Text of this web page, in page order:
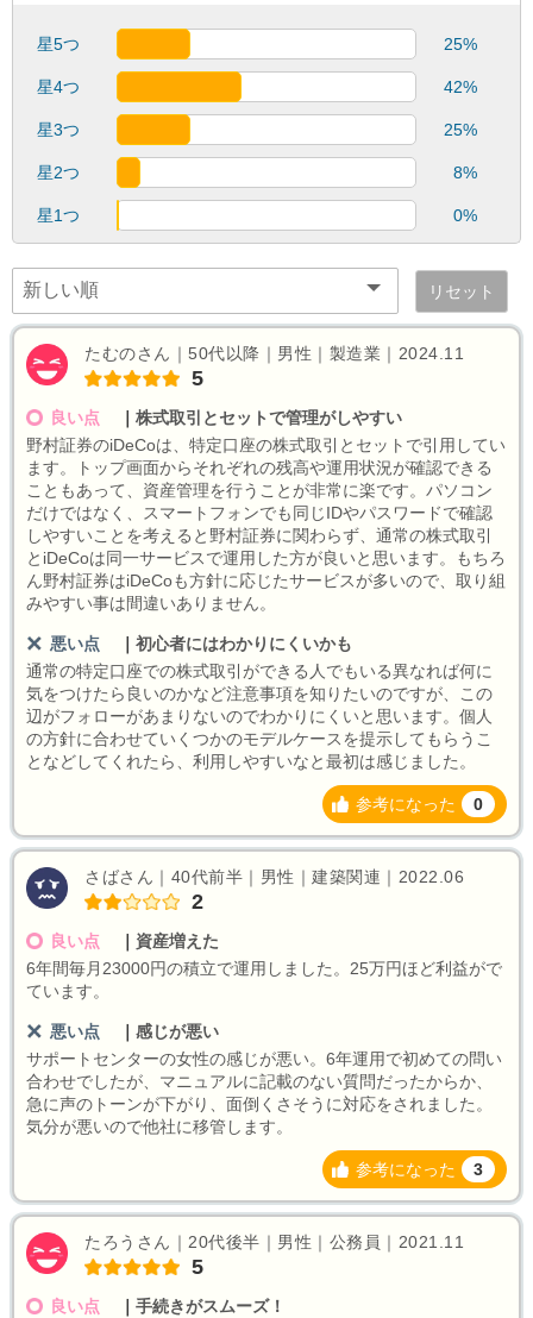
星5つ 25%
星4つ 42%
星3つ 25%
星2つ 8%
星1つ 0%
リセット
たむのさん｜50代以降｜男性｜製造業｜2024.11
5
良い点
株式取引とセットで管理がしやすい
野村証券のiDeCoは、特定口座の株式取引とセットで引用してい
ます。トップ画面からそれぞれの残高や運用状況が確認できる
こともあって、資産管理を行うことが非常に楽です。パソコン
だけではなく、スマートフォンでも同じIDやパスワードで確認
しやすいことを考えると野村証券に関わらず、通常の株式取引
とiDeCoは同一サービスで運用した方が良いと思います。もちろ
ん野村証券はiDeCoも方針に応じたサービスが多いので、取り組
みやすい事は間違いありません。
悪い点
初心者にはわかりにくいかも
通常の特定口座での株式取引ができる人でもいる異なれば何に
気をつけたら良いのかなど注意事項を知りたいのですが、この
辺がフォローがあまりないのでわかりにくいと思います。個人
の方針に合わせていくつかのモデルケースを提示してもらうこ
となどしてくれたら、利用しやすいなと最初は感じました。
参考になった 0
さばさん｜40代前半｜男性｜建築関連｜2022.06
2
良い点
資産増えた
6年間毎月23000円の積立で運用しました。25万円ほど利益がで
ています。
悪い点
感じが悪い
サポートセンターの女性の感じが悪い。6年運用で初めての問い
合わせでしたが、マニュアルに記載のない質問だったからか、
急に声のトーンが下がり、面倒くさそうに対応をされました。
気分が悪いので他社に移管します。
参考になった 3
たろうさん｜20代後半｜男性｜公務員｜2021.11
5
良い点
手続きがスムーズ！